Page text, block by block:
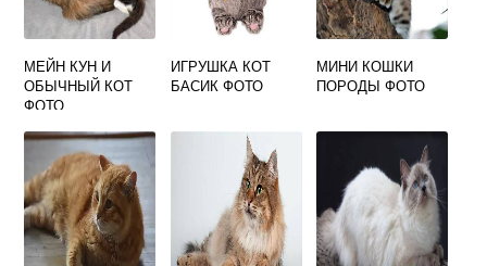
МЕЙН КУН И
ОБЫЧНЫЙ КОТ
ФОТО
ИГРУШКА КОТ
БАСИК ФОТО
МИНИ КОШКИ
ПОРОДЫ ФОТО